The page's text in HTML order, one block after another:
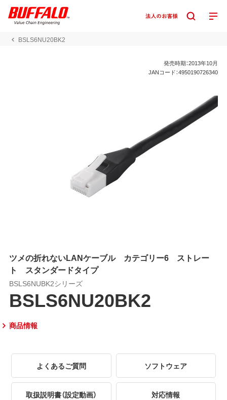
BSLS6NU20BK2
発売時期：2013年10月
JANコード：4950190726340
ツメの折れないLANケーブル カテゴリー6 ストレー
ト スタンダードタイプ
BSLS6NUBK2シリーズ
BSLS6NU20BK2
商品情報
よくあるご質問 ソフトウェア
取扱説明書（設定動画） 対応情報